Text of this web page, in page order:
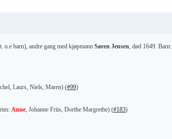
u.e barn), andre gang med kjøpmann Søren Jensen, død 1649. Barn:
Laurs, Niels, Maren) (#99)
Anne, Johanne Friis, Dorthe Margrethe) (#183)